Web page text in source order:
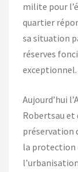
milite pour
quartier
sa situation
réserves
exceptionnel.
Aujourd’hui
Robertsau et
préservation
la protection